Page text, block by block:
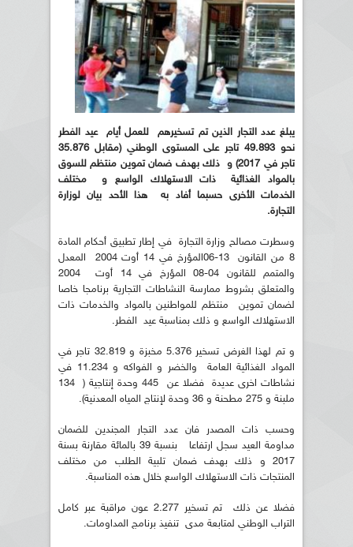
يبلغ عدد التجار الذين تم تسخيرهم للعمل أيام عيد الفطر
نحو 49.893 تاجر على المستوى الوطني (مقابل 35.876
تاجر في 2017) و ذلك بهدف ضمان تموين منتظم للسوق
بالمواد الغذائية ذات الاستهلاك الواسع و مختلف
الخدمات الأخرى حسبما أفاد به هذا الأحد بيان لوزارة
التجارة.
وسطرت مصالح وزارة التجارة في إطار تطبيق أحكام المادة
8 من القانون 13-06المؤرخ في 14 أوت 2004 المعدل
والمتمم للقانون 04-08 المؤرخ في 14 أوت 2004
والمتعلق بشروط ممارسة النشاطات التجارية برنامجا خاصا
لضمان تموين منتظم للمواطنين بالمواد والخدمات ذات
الاستهلاك الواسع و ذلك بمناسبة عيد الفطر.
و تم لهذا الغرض تسخير 5.376 مخبزة و 32.819 تاجر في
المواد الغذائية العامة والخضر و الفواكه و 11.234 في
نشاطات اخرى عديدة فضلا عن 445 وحدة إنتاجية ( 134
ملبنة و 275 مطحنة و 36 وحدة لإنتاج المياه المعدنية).
وحسب ذات المصدر فان عدد التجار المجندين للضمان
مداومة العيد سجل ارتفاعا بنسبة 39 بالمائة مقارنة بسنة
2017 و ذلك بهدف ضمان تلبية الطلب من مختلف
المنتجات ذات الاستهلاك الواسع خلال هذه المناسبة.
فضلا عن ذلك تم تسخير 2.277 عون مراقبة عبر كامل
التراب الوطني لمتابعة مدى تنفيذ برنامج المداومات.